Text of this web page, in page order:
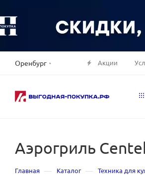
Оренбург Акции
Аэрогриль
Главная — Каталог — Техника для